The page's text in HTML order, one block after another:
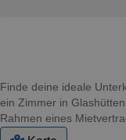
Finde deine ideale
ein Zimmer in
Rahmen eines